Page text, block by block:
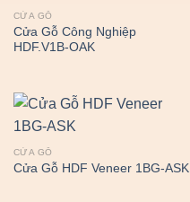
CỬA GỖ
Cửa Gỗ Công Nghiệp
HDF.V1B-OAK
CỬA GỖ
Cửa Gỗ HDF Veneer 1BG-ASK